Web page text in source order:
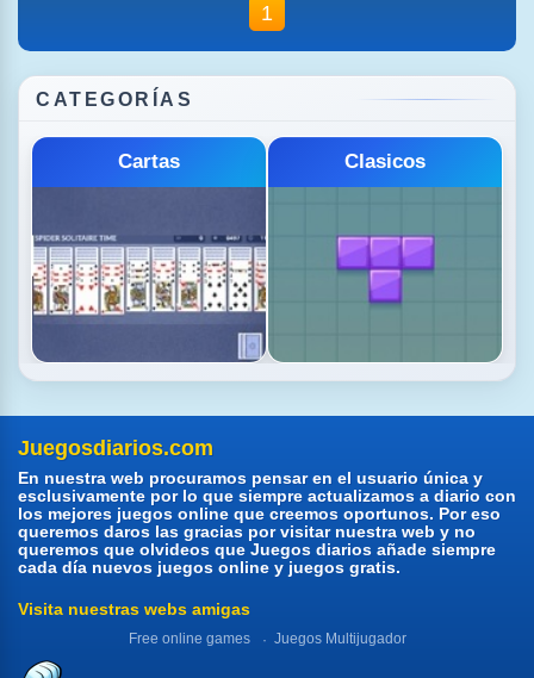
1
CATEGORÍAS
Cartas Clasicos
Juegosdiarios.com
En nuestra web procuramos pensar en el usuario única y
esclusivamente por lo que siempre actualizamos a diario con
los mejores juegos online que creemos oportunos. Por eso
queremos daros las gracias por visitar nuestra web y no
queremos que olvideos que Juegos diarios añade siempre
cada día nuevos juegos online y juegos gratis.
Visita nuestras webs amigas
Free online games Juegos Multijugador